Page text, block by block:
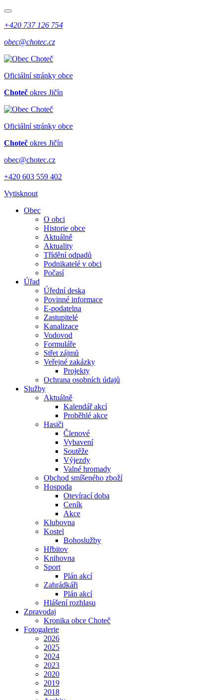
+420 737 126 754
obec@chotec.cz
Oficiální stránky obce
Choteč okres Jičín
Oficiální stránky obce
Choteč okres Jičín
obec@chotec.cz
+420 603 559 402
Vytisknout
Obec
O obci
Historie obce
Aktuálně
Aktuality
Třídění odpadů
Podnikatelé v obci
Počasí
Úřad
Úřední deska
Povinné informace
E-podatelna
Zastupitelé
Kanalizace
Vodovod
Formuláře
Střet zájmů
Veřejné zakázky
Projekty
Ochrana osobních údajů
Služby
Aktuálně
Kalendář akcí
Proběhlé akce
Hasiči
Členové
Vybavení
Soutěže
Výjezdy
Valné hromady
Obchod smíšeného zboží
Hospoda
Otevírací doba
Ceník
Akce
Klubovna
Kostel
Bohoslužby
Hřbitov
Knihovna
Sport
Plán akcí
Zahrádkáři
Plán akcí
Hlášení rozhlasu
Zpravodaj
Kronika obce Choteč
Fotogalerie
2026
2025
2024
2023
2020
2019
2018